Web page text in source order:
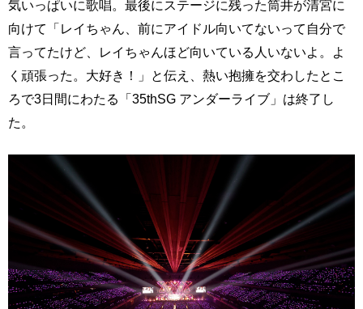
気いっぱいに歌唱。最後にステージに残った筒井が清宮に
向けて「レイちゃん、前にアイドル向いてないって自分で
言ってたけど、レイちゃんほど向いている人いないよ。よ
く頑張った。大好き！」と伝え、熱い抱擁を交わしたとこ
ろで3日間にわたる「35thSG アンダーライブ」は終了し
た。